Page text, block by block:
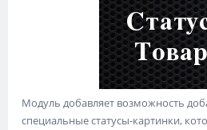
Модуль добавляет возможность
специальные статусы-картинки,